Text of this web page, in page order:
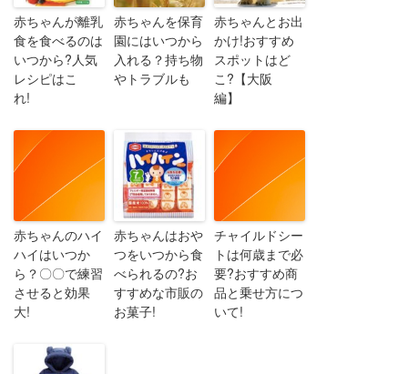
赤ちゃんが離乳
食を食べるのは
いつから?人気
レシピはこ
れ!
赤ちゃんを保育
園にはいつから
入れる？持ち物
やトラブルも
赤ちゃんとお出
かけ!おすすめ
スポットはど
こ?【大阪
編】
赤ちゃんのハイ
ハイはいつか
ら？〇〇で練習
させると効果
大!
赤ちゃんはおや
つをいつから食
べられるの?お
すすめな市販の
お菓子!
チャイルドシー
トは何歳まで必
要?おすすめ商
品と乗せ方につ
いて!